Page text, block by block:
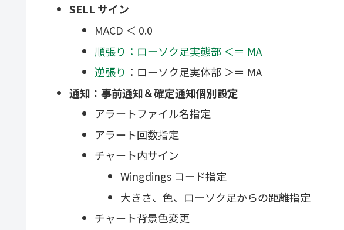
SELL サイン
MACD ＜ 0.0
順張り：ローソク足実態部 ＜＝ MA
逆張り ：ローソク足実体部 ＞＝ MA
通知：事前通知＆確定通知個別設定
アラートファイル名指定
アラート回数指定
チャート内サイン
Wingdings コード指定
大きさ、色、ローソク足からの距離指定
チャート背景色変更